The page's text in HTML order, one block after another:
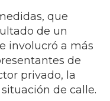
que
de un
involucró a más
de
privado, la
de calle.